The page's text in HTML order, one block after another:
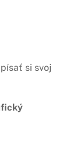
si svoj